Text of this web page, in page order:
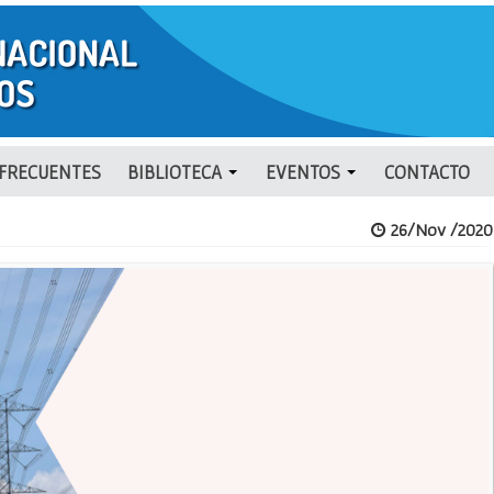
BIBLIOTECA EVENTOS CONTACTO
26/Nov /2020